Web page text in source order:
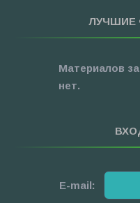
Про Новый
»Фильмы для
ЛУЧШИЕ
Материалов
нет.
E-mail: